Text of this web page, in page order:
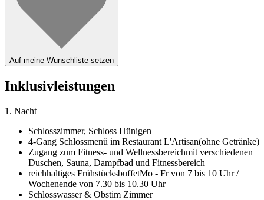
Auf meine Wunschliste setzen
Inklusivleistungen
1. Nacht
Schlosszimmer, Schloss Hünigen
4-Gang Schlossmenü im Restaurant L'Artisan(ohne Getränke)
Zugang zum Fitness- und Wellnessbereichmit verschiedenen
Duschen, Sauna, Dampfbad und Fitnessbereich
reichhaltiges FrühstücksbuffetMo - Fr von 7 bis 10 Uhr /
Wochenende von 7.30 bis 10.30 Uhr
Schlosswasser & Obstim Zimmer